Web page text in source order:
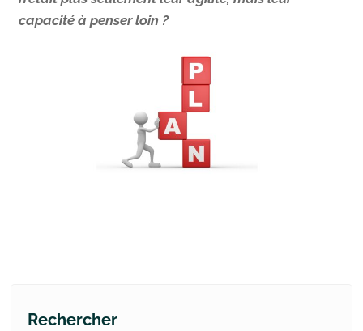
capacité à penser loin ?
Rechercher